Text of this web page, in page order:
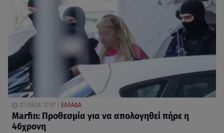
07.08.26, 12:07 ΕΛΛΑΔΑ
Marfin: Προθεσμία για να απολογηθεί πήρε η
46χρονη